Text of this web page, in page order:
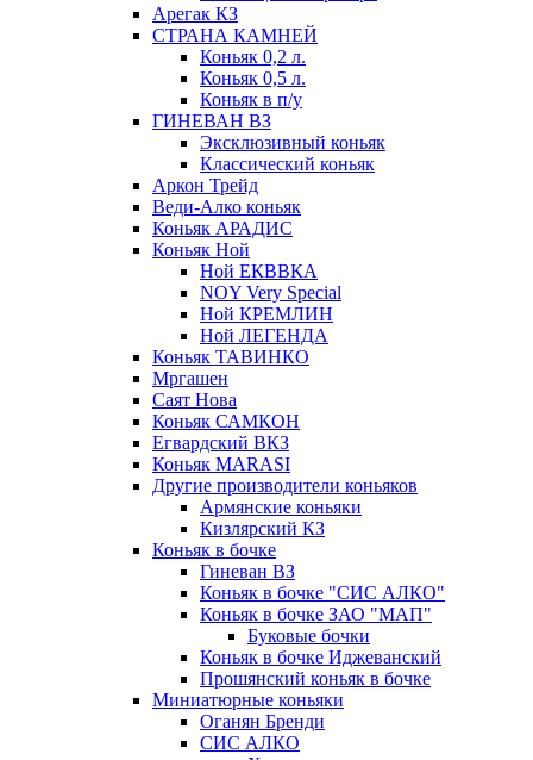
Арегак КЗ
СТРАНА КАМНЕЙ
Коньяк 0,2 л.
Коньяк 0,5 л.
Коньяк в п/у
ГИНЕВАН ВЗ
Эксклюзивный коньяк
Классический коньяк
Аркон Трейд
Веди-Алко коньяк
Коньяк АРАДИС
Коньяк Ной
Ной ЕКВВКА
NOY Very Special
Ной КРЕМЛИН
Ной ЛЕГЕНДА
Коньяк ТАВИНКО
Мргашен
Саят Нова
Коньяк САМКОН
Егвардский ВКЗ
Коньяк MARASI
Другие производители коньяков
Армянские коньяки
Кизлярский КЗ
Коньяк в бочке
Гиневан ВЗ
Коньяк в бочке "СИС АЛКО"
Коньяк в бочке ЗАО "МАП"
Буковые бочки
Коньяк в бочке Иджеванский
Прошянский коньяк в бочке
Миниатюрные коньяки
Оганян Бренди
СИС АЛКО